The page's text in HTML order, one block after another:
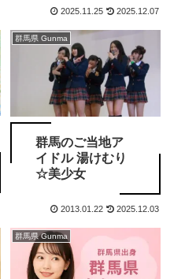
馬を中心に紹介
2025.11.25 2025.12.07
群馬県 Gunma
群馬のご当地ア
イドル 湯けむり
☆美少女
2013.01.22 2025.12.03
群馬県 Gunma